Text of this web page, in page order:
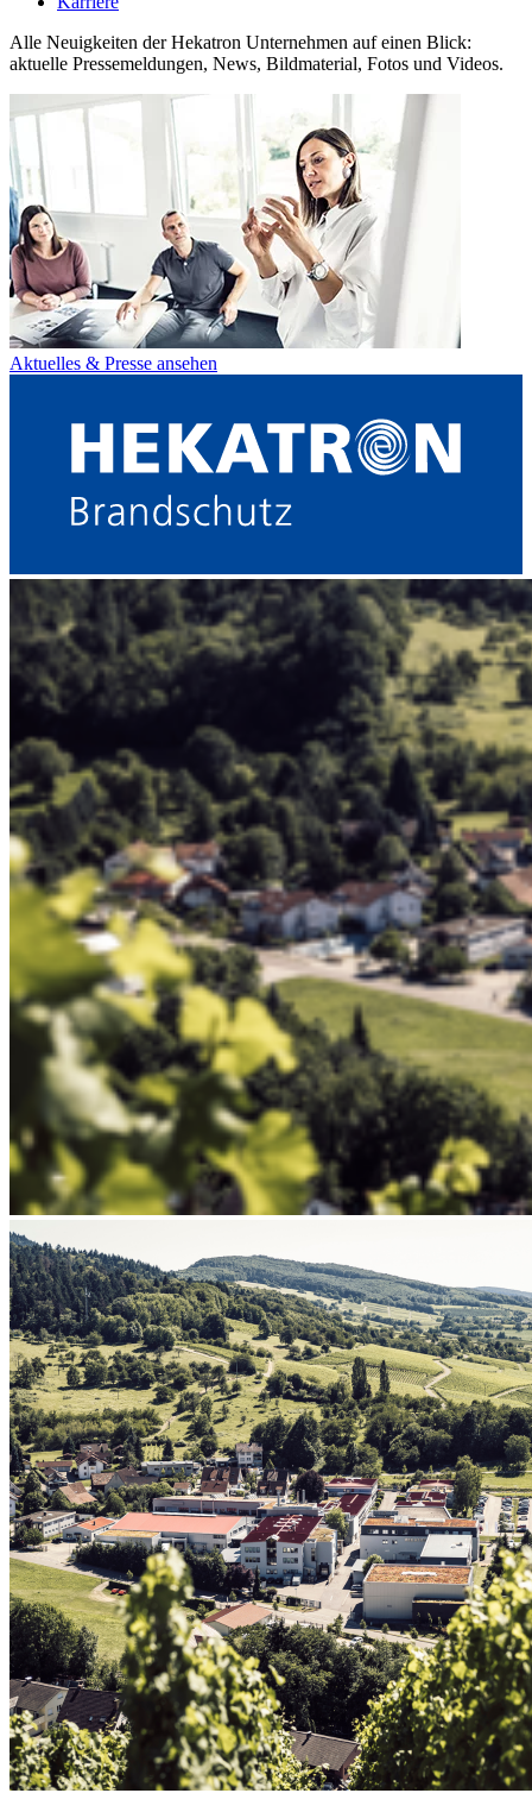
Alle Neuigkeiten der Hekatron Unternehmen auf einen Blick:
aktuelle Pressemeldungen, News, Bildmaterial, Fotos und Videos.
Aktuelles & Presse ansehen